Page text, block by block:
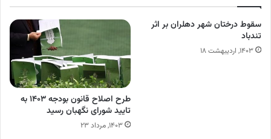
سقوط درختان شهر دهلران بر اثر
تندباد
۱۴۰۳, اردیبهشت ۱۸
طرح اصلاح قانون بودجه ۱۴۰۳ به
تایید شورای نگهبان رسید
۱۴۰۳, مرداد ۲۳